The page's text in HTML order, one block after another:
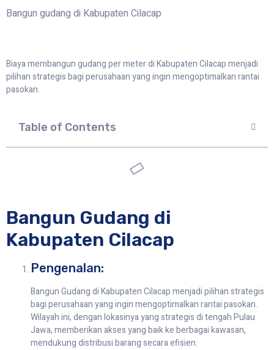
Bangun gudang di Kabupaten Cilacap
Biaya membangun gudang per meter di Kabupaten Cilacap menjadi
pilihan strategis bagi perusahaan yang ingin mengoptimalkan rantai
pasokan.
Table of Contents
Bangun Gudang di
Kabupaten Cilacap
Pengenalan:
Bangun Gudang di Kabupaten Cilacap menjadi pilihan strategis
bagi perusahaan yang ingin mengoptimalkan rantai pasokan.
Wilayah ini, dengan lokasinya yang strategis di tengah Pulau
Jawa, memberikan akses yang baik ke berbagai kawasan,
mendukung distribusi barang secara efisien.